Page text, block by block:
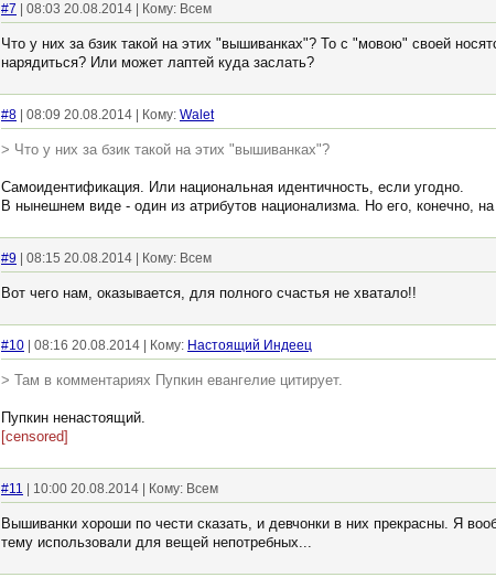
#7 | 08:03 20.08.2014 | Кому: Всем
Что у них за бзик такой на этих "вышиванках"? То с "мовою" своей
нарядиться? Или может лаптей куда заслать?
#8 | 08:09 20.08.2014 | Кому: Walet
> Что у них за бзик такой на этих "вышиванках"?
Самоидентификация. Или национальная идентичность, если угодно.
В нынешнем виде - один из атрибутов национализма. Но его, конечно,
#9 | 08:15 20.08.2014 | Кому: Всем
Вот чего нам, оказывается, для полного счастья не хватало!!
#10 | 08:16 20.08.2014 | Кому: Настоящий Индеец
> Там в комментариях Пупкин евангелие цитирует.
Пупкин ненастоящий.
[censored]
#11 | 10:00 20.08.2014 | Кому: Всем
Вышиванки хороши по чести сказать, и девчонки в них прекрасны. Я
тему использовали для вещей непотребных...